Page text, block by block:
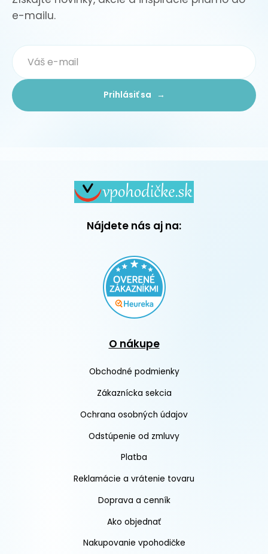
e-mailu.
Prihlásiť sa →
Nájdete nás aj na:
O nákupe
Obchodné podmienky
Zákaznícka sekcia
Ochrana osobných údajov
Odstúpenie od zmluvy
Platba
Reklamácie a vrátenie tovaru
Doprava a cenník
Ako objednať
Nakupovanie vpohodičke